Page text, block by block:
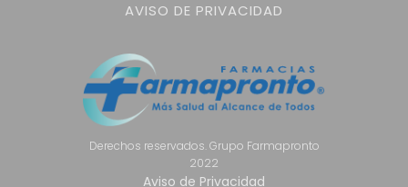
AVISO DE PRIVACIDAD
Derechos reservados. Grupo Farmapronto
2022
Aviso de Privacidad